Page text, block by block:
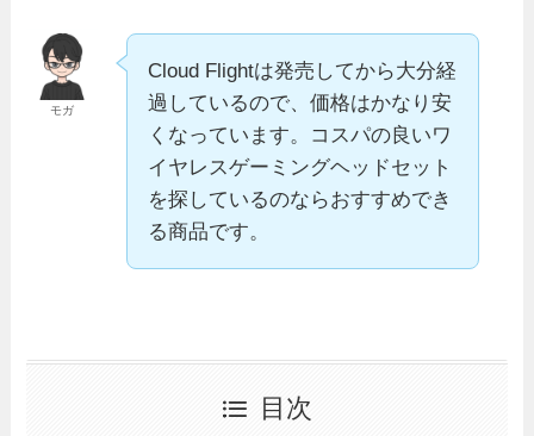
モガ
Cloud Flightは発売してから大分経
過しているので、価格はかなり安
くなっています。コスパの良いワ
イヤレスゲーミングヘッドセット
を探しているのならおすすめでき
る商品です。
目次